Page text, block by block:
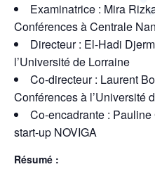
Examinatrice : Mira
Conférences à Centrale
Directeur : El-Hadi
l’Université de Lorraine
Co-directeur : Laurent
Conférences à l’Université
Co-encadrante :
start-up NOVIGA
Résumé :